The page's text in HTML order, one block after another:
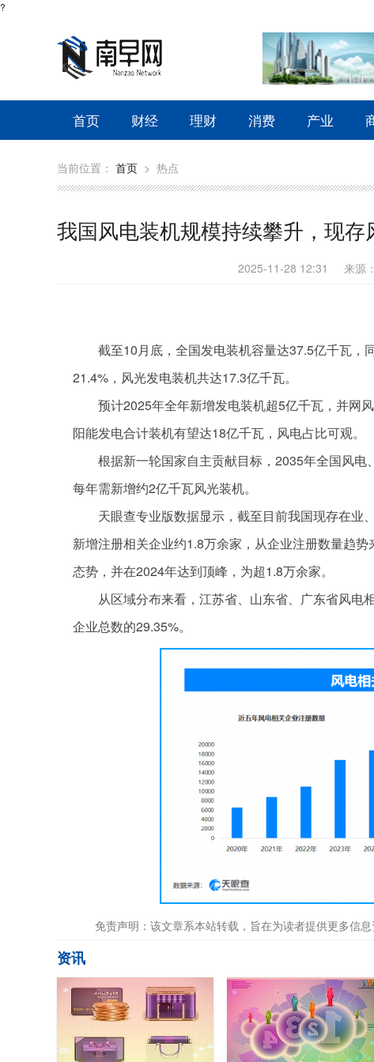
?
首页 财经 理财 消费 产业
当前位置： 首页 > 热点
我国风电装机规模持续攀升，现
2025-11-28 12:31 来源
截至10月底，全国发电装机容量达37.5亿千瓦，
21.4%，风光发电装机共达17.3亿千瓦。
预计2025年全年新增发电装机超5亿千瓦，并网
阳能发电合计装机有望达18亿千瓦，风电占比可观。
根据新一轮国家自主贡献目标，2035年全国风电
每年需新增约2亿千瓦风光装机。
天眼查专业版数据显示，截至目前我国现存在业
新增注册相关企业约1.8万余家，从企业注册数量趋
态势，并在2024年达到顶峰，为超1.8万余家。
从区域分布来看，江苏省、山东省、广东省风电
企业总数的29.35%。
免责声明：该文章系本站转载，旨在为读者提供更多信
资讯